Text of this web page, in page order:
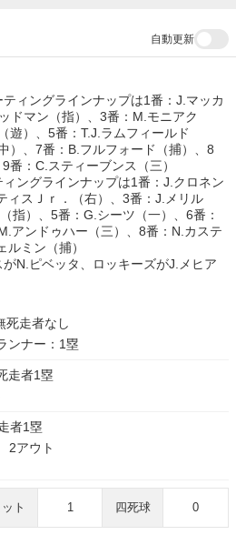
自動更新
ィングラインナップは1番：J.マッカ
ドマン（指）、3番：M.モニアク
遊）、5番：T.J.ラムフィールド
）、7番：B.フルフォード（捕）、8
番：C.スティーブンス（三）
ングラインナップは1番：J.クロネン
ィスＪｒ．（右）、3番：J.メリル
指）、5番：G.シーツ（一）、6番：
アンドゥハー（三）、8番：N.カステ
ルミン（捕）
N.ピベッタ、ロッキーズがJ.メヒア
死走者なし
ンナー：1塁
走者1塁
者1塁
2アウト
ット 1 四死球 0